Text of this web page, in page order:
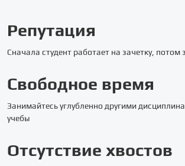
Репутация
Сначала студент работает на зачетку, потом
Свободное время
Занимайтесь углубленно другими
учебы
Отсутствие хвостов